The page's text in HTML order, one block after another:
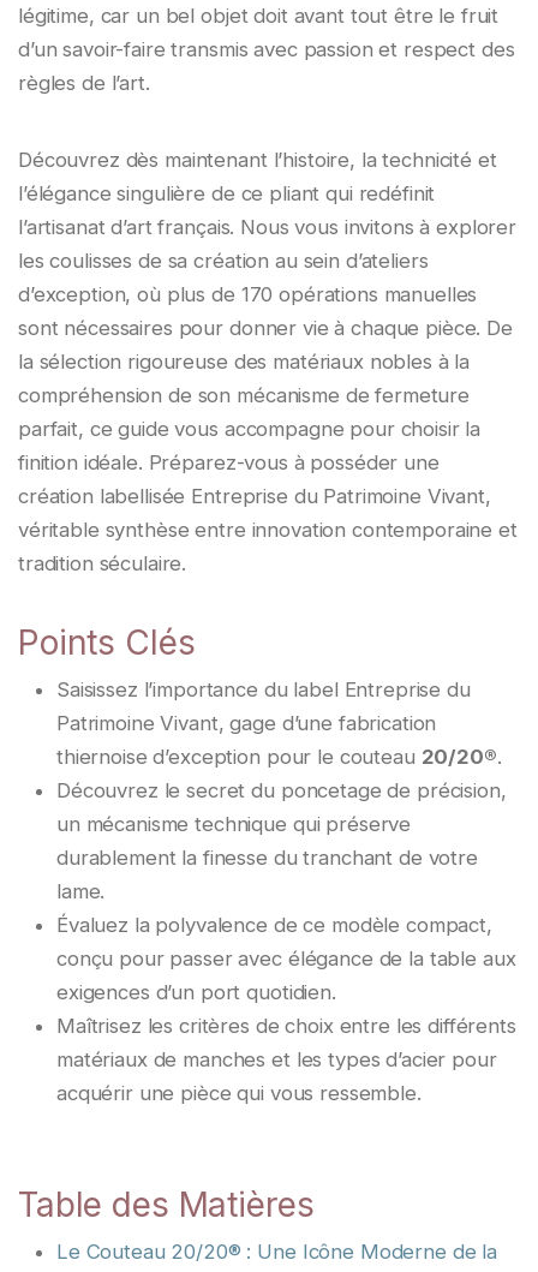
légitime, car un bel objet doit avant tout être le fruit
d’un savoir-faire transmis avec passion et respect des
règles de l’art.
Découvrez dès maintenant l’histoire, la technicité et
l’élégance singulière de ce pliant qui redéfinit
l’artisanat d’art français. Nous vous invitons à explorer
les coulisses de sa création au sein d’ateliers
d’exception, où plus de 170 opérations manuelles
sont nécessaires pour donner vie à chaque pièce. De
la sélection rigoureuse des matériaux nobles à la
compréhension de son mécanisme de fermeture
parfait, ce guide vous accompagne pour choisir la
finition idéale. Préparez-vous à posséder une
création labellisée Entreprise du Patrimoine Vivant,
véritable synthèse entre innovation contemporaine et
tradition séculaire.
Points Clés
Saisissez l’importance du label Entreprise du
Patrimoine Vivant, gage d’une fabrication
thiernoise d’exception pour le couteau 20/20®.
Découvrez le secret du poncetage de précision,
un mécanisme technique qui préserve
durablement la finesse du tranchant de votre
lame.
Évaluez la polyvalence de ce modèle compact,
conçu pour passer avec élégance de la table aux
exigences d’un port quotidien.
Maîtrisez les critères de choix entre les différents
matériaux de manches et les types d’acier pour
acquérir une pièce qui vous ressemble.
Table des Matières
Le Couteau 20/20® : Une Icône Moderne de la